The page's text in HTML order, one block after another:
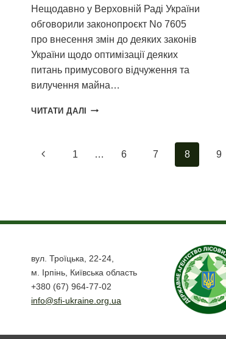
Нещодавно у Верховній Раді України
обговорили законопроєкт No 7605
про внесення змін до деяких законів
України щодо оптимізації деяких
питань примусового відчуження та
вилучення майна…
ЧИТАТИ ДАЛІ ВЕРХОВНА
РЕОРГАНІЗАЦІЮ
СТАНУ
Навігація
Попередня
1 … 6 7 8 9
вул. Троїцька, 22-24,
м. Ірпінь, Київська область
+380 (67) 964-77-02
info@sfi-ukraine.org.ua